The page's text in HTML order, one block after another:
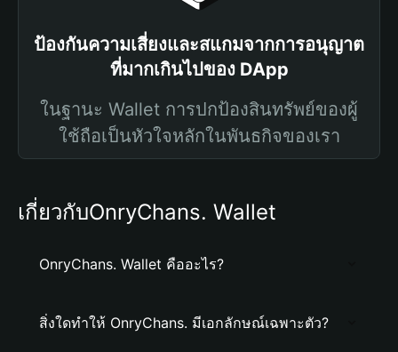
ป้องกันความเสี่ยงและสแกมจากการอนุญาต
ที่มากเกินไปของ DApp
ในฐานะ Wallet การปกป้องสินทรัพย์ของผู้
ใช้ถือเป็นหัวใจหลักในพันธกิจของเรา
เกี่ยวกับOnryChans. Wallet
OnryChans. Wallet คืออะไร?
สิ่งใดทำให้ OnryChans. มีเอกลักษณ์เฉพาะตัว?